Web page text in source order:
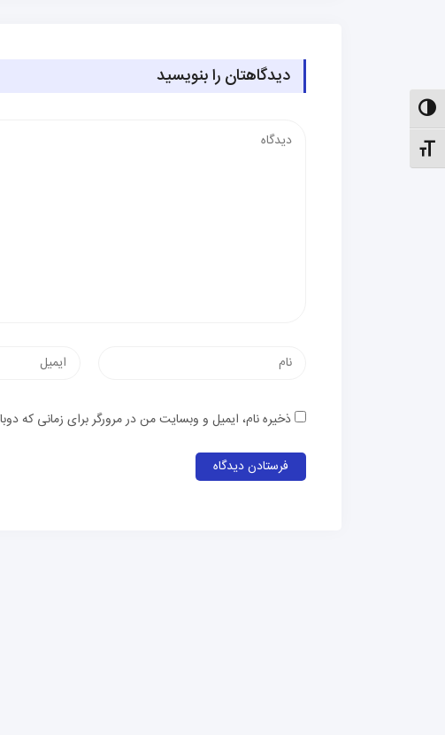
حالت کنتراست بالا
تنظیم اندازهٔ فونت
دیدگاهتان را بنویسید
پست
ذخیره نام، ایمیل و وبسایت من در مرورگر برای زمانی که